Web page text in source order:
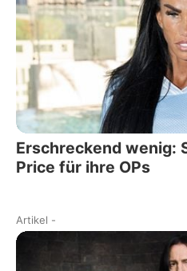
Erschreckend wenig:
Price für ihre OPs
Artikel -